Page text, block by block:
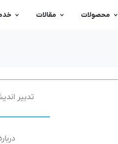
محصولات مقالات
تدبیر